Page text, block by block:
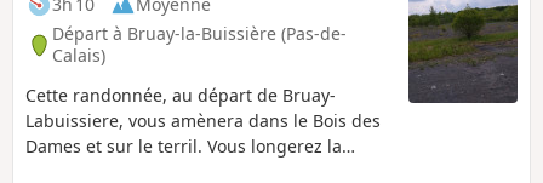
Départ à Bruay-la-Buissière (Pas-de-
Calais)
Cette randonnée, au départ de Bruay-
Labuissiere, vous amènera dans le Bois des
Dames et sur le terril. Vous longerez la